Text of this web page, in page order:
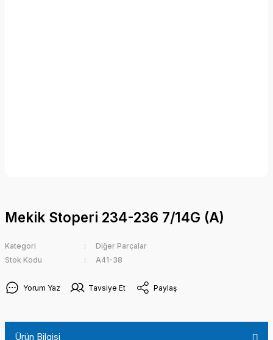
Mekik Stoperi 234-236 7/14G (A)
Kategori
Diğer Parçalar
Stok Kodu
A41-38
Yorum Yaz Tavsiye Et Paylaş
Ürün Bilgisi